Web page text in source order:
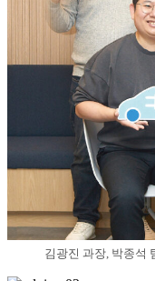
김광진 과장, 박종석